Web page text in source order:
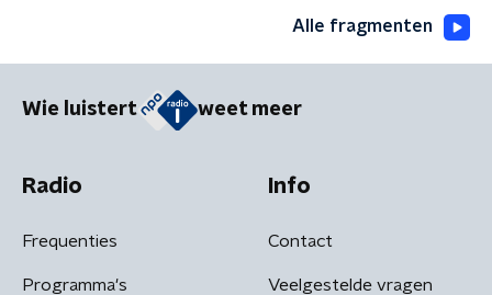
Alle fragmenten
Wie luistert weet meer
Radio
Frequenties
Programma's
Info
Contact
Veelgestelde vragen